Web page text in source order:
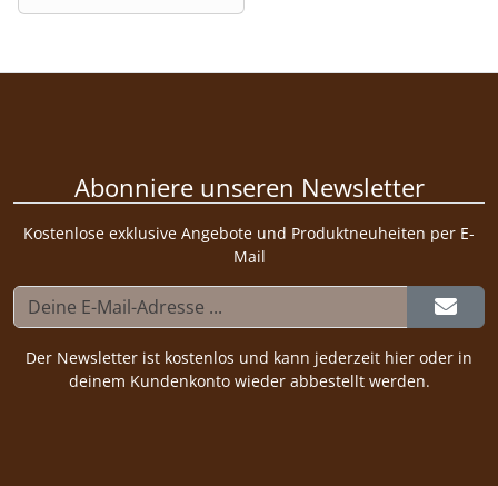
Abonniere unseren Newsletter
Kostenlose exklusive Angebote und Produktneuheiten per E-
Mail
Der Newsletter ist kostenlos und kann jederzeit hier oder in
deinem Kundenkonto wieder abbestellt werden.